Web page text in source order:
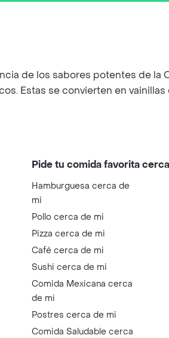
de los sabores potentes de la
Estas se convierten en
Pide tu comida favorita
Hamburguesa cerca de
mi
Pollo cerca de mi
Pizza cerca de mi
Café cerca de mi
Sushi cerca de mi
Comida Mexicana cerca
de mi
Postres cerca de mi
Comida Saludable cerca